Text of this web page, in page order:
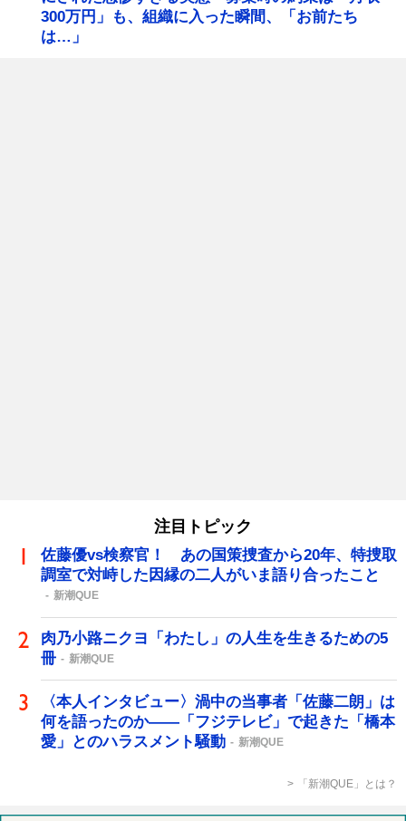
300万円」も、組織に入った瞬間、「お前たち
は…」
注目トピック
佐藤優vs検察官！ あの国策捜査から20年、特捜取
調室で対峙した因縁の二人がいま語り合ったこと
新潮QUE
肉乃小路ニクヨ「わたし」の人生を生きるための5
冊
新潮QUE
〈本人インタビュー〉渦中の当事者「佐藤二朗」は
何を語ったのか――「フジテレビ」で起きた「橋本
愛」とのハラスメント騒動
新潮QUE
「新潮QUE」とは？